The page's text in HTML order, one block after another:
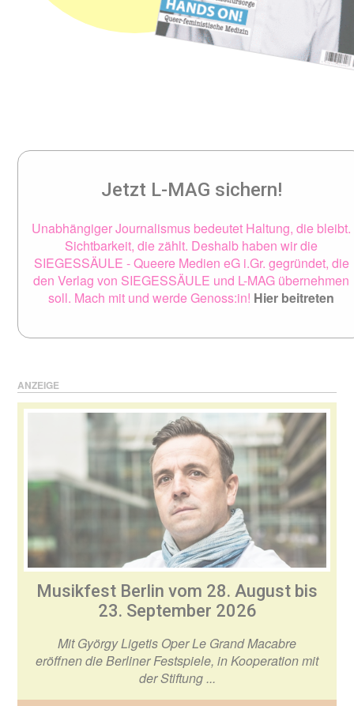
Jetzt L-MAG sichern!
Unabhängiger Journalismus bedeutet Haltung, die bleibt.
Sichtbarkeit, die zählt. Deshalb haben wir die
SIEGESSÄULE - Queere Medien eG i.Gr. gegründet, die
den Verlag von SIEGESSÄULE und L-MAG übernehmen
soll. Mach mit und werde Genoss:in! Hier beitreten
ANZEIGE
Musikfest Berlin vom 28. August bis
23. September 2026
Mit György Ligetis Oper Le Grand Macabre
eröffnen die Berliner Festspiele, in Kooperation mit
der Stiftung ...